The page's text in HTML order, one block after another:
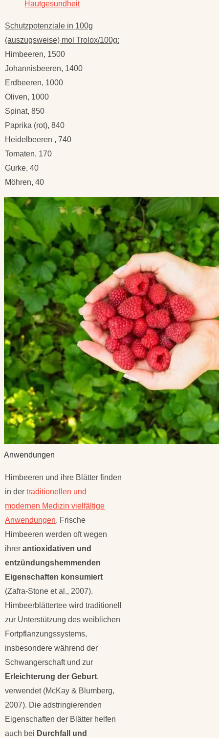
Hautgesundheit
Schutzpotenziale in 100g
(auszugsweise) mol Trolox/100g:
Himbeeren, 1500
Johannisbeeren, 1400
Erdbeeren, 1000
Oliven, 1000
Spinat, 850
Paprika (rot), 840
Heidelbeeren , 740
Tomaten, 170
Gurke, 40
Möhren, 40
Anwendungen
Himbeeren und ihre Blätter finden
in der traditionellen und
modernen Medizin vielfältige
Anwendungen. Frische
Himbeeren werden oft wegen
ihrer antioxidativen und
entzündungshemmenden
Eigenschaften konsumiert
(Zafra-Stone et al., 2007).
Himbeerblättertee wird traditionell
zur Unterstützung des weiblichen
Fortpflanzungssystems,
insbesondere während der
Schwangerschaft und zur
Erleichterung der Geburt,
verwendet (McKay & Blumberg,
2007). Die adstringierenden
Eigenschaften der Blätter helfen
auch bei Durchfall und